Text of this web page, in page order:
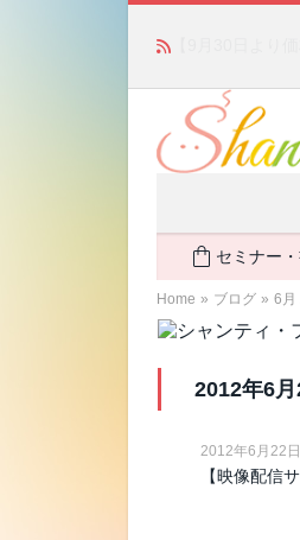
セミナー
Home » ブログ » 6月
2012年6月
2012年6月22
【映像配信